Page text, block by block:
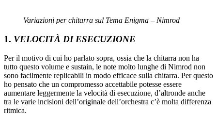
Variazioni per chitarra sul Tema Enigma – Nimrod
1. VELOCITÀ DI ESECUZIONE
Per il motivo di cui ho parlato sopra, ossia che la chitarra non ha
tutto questo volume e sustain, le note molto lunghe di Nimrod non
sono facilmente replicabili in modo efficace sulla chitarra. Per questo
ho pensato che un compromesso accettabile potesse essere
aumentare leggermente la velocità di esecuzione, d’altronde anche
tra le varie incisioni dell’originale dell’orchestra c’è molta differenza
ritmica.